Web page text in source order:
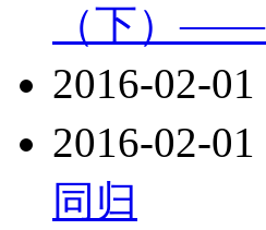
（下）
2016-02-01
2016-02-01
同归